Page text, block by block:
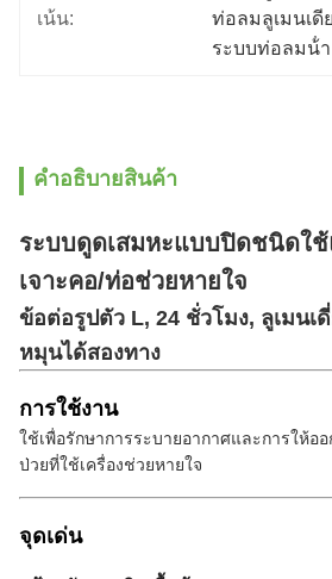
เน้น:
ท่อลมลูเมนเดี
ระบบท่อลมน้ํา
คําอธิบายสินค้า
ระบบดูดเสมหะแบบปิดชนิดใ
เจาะคอ/ท่อช่วยหายใจ
ข้อต่อรูปตัว L, 24 ชั่วโมง, ลูเมนเ
หมุนได้สองทาง
การใช้งาน
ใช้เพื่อรักษาการระบายอากาศและการให้อ
ป่วยที่ใช้เครื่องช่วยหายใจ
จุดเด่น